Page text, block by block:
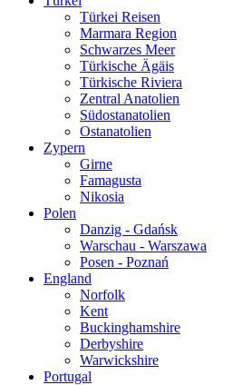
Türkei Reisen
Marmara Region
Schwarzes Meer
Türkische Ägäis
Türkische Riviera
Zentral Anatolien
Südostanatolien
Ostanatolien
Zypern
Girne
Famagusta
Nikosia
Polen
Danzig - Gdańsk
Warschau - Warszawa
Posen - Poznań
England
Norfolk
Kent
Buckinghamshire
Derbyshire
Warwickshire
Portugal